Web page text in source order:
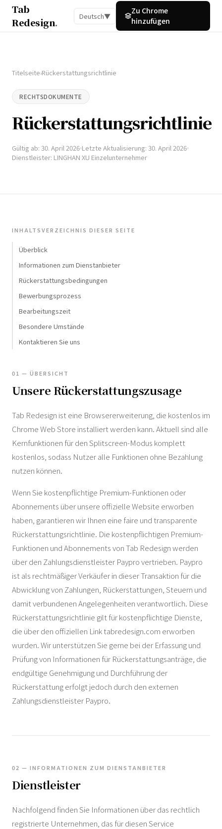
Tab
Redesign. Deutsch▼
Zu Chrome
hinzufügen
Titelseite›Rückerstattungsrichtlinie
RECHTSDOKUMENTE
Rückerstattungsrichtlinie
Gültig ab: 30. April 2026 Letzte Aktualisierung: 30. April 2026
Dienstleister: LINGHAN XU Einzelunternehmer
INHALTSVERZEICHNIS DIESER SEITE
Überblick
Informationen zum Dienstanbieter
Rückerstattungsbedingungen
Bewerbungsprozess
Bearbeitungszeit
Besondere Umstände
Kontaktieren Sie uns
01 — ÜBERSICHT
Unsere Rückerstattungszusage
Tab Redesign ist eine Browsererweiterung, die kostenlos im
Chrome Web Store installiert werden kann. Aktuell sind alle
Kernfunktionen für den Splitscreen-Modus komplett
kostenlos, sodass Nutzer alle Funktionen ohne Bezahlung
nutzen können.
Wenn Sie kostenpflichtige Premium-Funktionen oder
Abonnements über unsere offizielle Website erworben
haben, garantieren wir Ihnen eine faire und transparente
Rückerstattungsrichtlinie. Die kostenpflichtigen Premium-
Funktionen und Abonnements von Tab Redesign werden
über den Zahlungsdienstleister Paypro vertrieben. Paypro
ist als rechtmäßiger Verkäufer in dieser Transaktion für die
Abwicklung von Zahlungen, Rückerstattungen, Steuern und
damit verbundenen Angelegenheiten verantwortlich. Diese
Rückerstattungsrichtlinie gilt für kostenpflichtige Dienste,
die über den offiziellen Link tabredesign.com erworben
wurden. Wir unterstützen Sie gerne bei der Erfassung und
Prüfung von Informationen für Rückerstattungsanträge, die
endgültige Genehmigung und Durchführung der
Rückerstattung erfolgt jedoch durch den externen
Zahlungsdienstleister Paypro.
02 — INFORMATIONEN ZUM DIENSTANBIETER
Dienstleister
Nachfolgend finden Sie Informationen über das rechtlich
registrierte Unternehmen, das für diesen Service